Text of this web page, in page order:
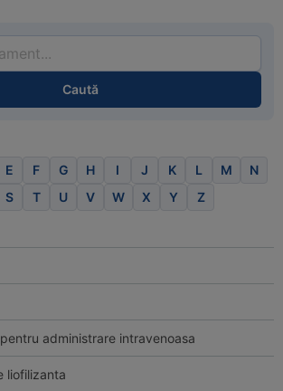
Caută
E F G H I J K L M
N
S T U V W X Y Z
administrare intravenoasa
liofilizanta